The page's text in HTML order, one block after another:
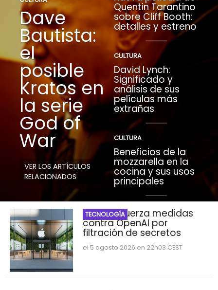
Dave
Bautista:
el
posible
Kratos en
la serie
God of
War
VER LOS ARTÍCULOS
RELACIONADOS
Quentin Tarantino
sobre Cliff Booth:
detalles y estreno
CULTURA
David Lynch:
Significado y
análisis de sus
películas más
extrañas
CULTURA
Beneficios de la
mozzarella en la
cocina y sus usos
principales
TECNOLOGÍA
Apple refuerza medidas
contra OpenAI por
filtración de secretos
el 5 agosto 2026 en 22h03 CEST